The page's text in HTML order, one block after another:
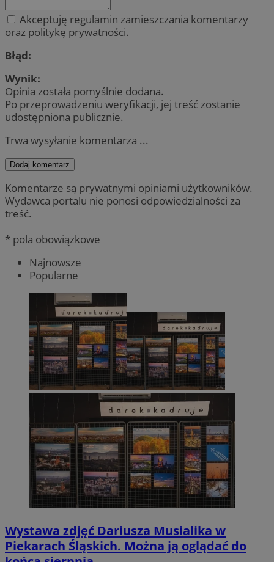
Akceptuję regulamin zamieszczania komentarzy
oraz politykę prywatności.
Błąd:
Wynik:
Opinia została pomyślnie dodana.
Po przeprowadzeniu weryfikacji, jej treść zostanie
udostępniona publicznie.
Trwa wysyłanie komentarza ...
Dodaj komentarz
Komentarze są prywatnymi opiniami użytkowników.
Wydawca portalu nie ponosi odpowiedzialności za
treść.
* pola obowiązkowe
Najnowsze
Popularne
Wystawa zdjęć Dariusza Musialika w
Piekarach Śląskich. Można ją oglądać do